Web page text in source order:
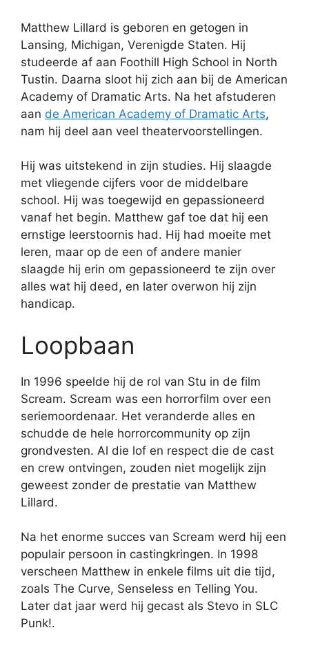
Matthew Lillard is geboren en getogen in
Lansing, Michigan, Verenigde Staten. Hij
studeerde af aan Foothill High School in North
Tustin. Daarna sloot hij zich aan bij de American
Academy of Dramatic Arts. Na het afstuderen
aan de American Academy of Dramatic Arts,
nam hij deel aan veel theatervoorstellingen.
Hij was uitstekend in zijn studies. Hij slaagde
met vliegende cijfers voor de middelbare
school. Hij was toegewijd en gepassioneerd
vanaf het begin. Matthew gaf toe dat hij een
ernstige leerstoornis had. Hij had moeite met
leren, maar op de een of andere manier
slaagde hij erin om gepassioneerd te zijn over
alles wat hij deed, en later overwon hij zijn
handicap.
Loopbaan
In 1996 speelde hij de rol van Stu in de film
Scream. Scream was een horrorfilm over een
seriemoordenaar. Het veranderde alles en
schudde de hele horrorcommunity op zijn
grondvesten. Al die lof en respect die de cast
en crew ontvingen, zouden niet mogelijk zijn
geweest zonder de prestatie van Matthew
Lillard.
Na het enorme succes van Scream werd hij een
populair persoon in castingkringen. In 1998
verscheen Matthew in enkele films uit die tijd,
zoals The Curve, Senseless en Telling You.
Later dat jaar werd hij gecast als Stevo in SLC
Punk!.